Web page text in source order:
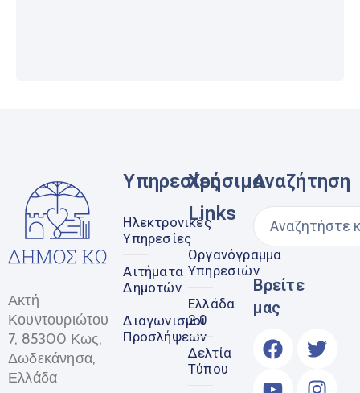
Ακτή
Κουντουριώτου
7, 85300 Κως,
Δωδεκάνησα,
Ελλάδα
Υπηρεσίες
Ηλεκτρονικές
Υπηρεσίες
Αιτήματα
Δημοτών
Διαγωνισμοί
Προσλήψεων
Χρήσιμα
Links
Οργανόγραμμα
Υπηρεσιών
Ελλάδα
2.0
Δελτία
Τύπου
Αναζήτηση
Βρείτε
μας